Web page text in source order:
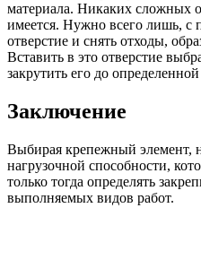
материала. Никаких сложных
имеется. Нужно всего лишь, с
отверстие и снять отходы,
Вставить в это отверстие
закрутить его до
Заключение
Выбирая крепежный элемент,
нагрузочной способности,
только тогда определять
выполняемых видов работ.